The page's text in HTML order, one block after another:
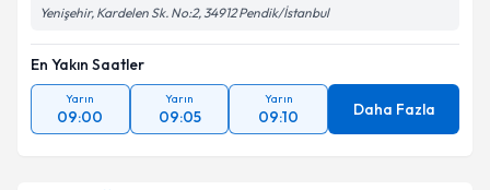
Yenişehir, Kardelen Sk. No:2, 34912 Pendik/İstanbul
En Yakın Saatler
Yarın
09:00
Yarın
09:05
Yarın
09:10 Daha Fazla